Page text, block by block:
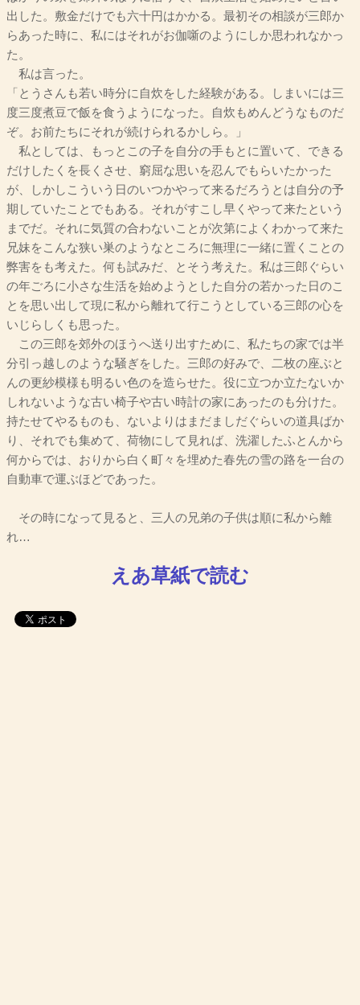
出した。敷金だけでも六十円はかかる。最初その相談が三郎か
らあった時に、私にはそれがお伽噺のようにしか思われなかっ
た。
私は言った。
「とうさんも若い時分に自炊をした経験がある。しまいには三
度三度煮豆で飯を食うようになった。自炊もめんどうなものだ
ぞ。お前たちにそれが続けられるかしら。」
私としては、もっとこの子を自分の手もとに置いて、できる
だけしたくを長くさせ、窮屈な思いを忍んでもらいたかった
が、しかしこういう日のいつかやって来るだろうとは自分の予
期していたことでもある。それがすこし早くやって来たという
までだ。それに気質の合わないことが次第によくわかって来た
兄妹をこんな狭い巣のようなところに無理に一緒に置くことの
弊害をも考えた。何も試みだ、とそう考えた。私は三郎ぐらい
の年ごろに小さな生活を始めようとした自分の若かった日のこ
とを思い出して現に私から離れて行こうとしている三郎の心を
いじらしくも思った。
この三郎を郊外のほうへ送り出すために、私たちの家では半
分引っ越しのような騒ぎをした。三郎の好みで、二枚の座ぶと
んの更紗模様も明るい色のを造らせた。役に立つか立たないか
しれないような古い椅子や古い時計の家にあったのも分けた。
持たせてやるものも、ないよりはまだましだぐらいの道具ばか
り、それでも集めて、荷物にして見れば、洗濯したふとんから
何からでは、おりから白く町々を埋めた春先の雪の路を一台の
自動車で運ぶほどであった。
その時になって見ると、三人の兄弟の子供は順に私から離
れ…
えあ草紙で読む